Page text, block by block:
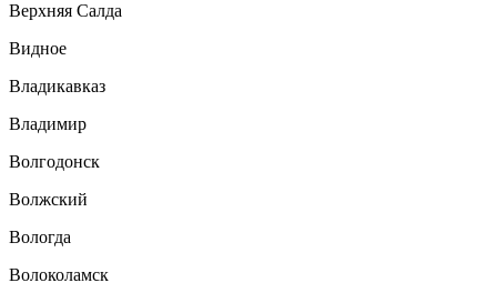
Верхняя Салда
Видное
Владикавказ
Владимир
Волгодонск
Волжский
Вологда
Волоколамск